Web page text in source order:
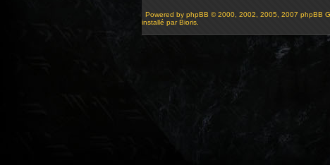
Powered by phpBB © 2000, 2002, 2005, 2007 phpBB
installé par Bioris.